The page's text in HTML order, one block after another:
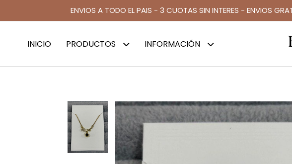
ENVIOS A TODO EL PAIS - 3 CUOTAS SIN INTERES - ENVIOS
INICIO PRODUCTOS INFORMACIÓN